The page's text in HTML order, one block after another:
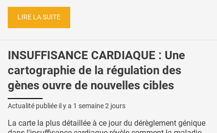
LIRE LA SUITE
INSUFFISANCE CARDIAQUE : Une
cartographie de la régulation des
gènes ouvre de nouvelles cibles
Actualité publiée il y a 1 semaine 2 jours
La carte la plus détaillée à ce jour du dérèglement génique